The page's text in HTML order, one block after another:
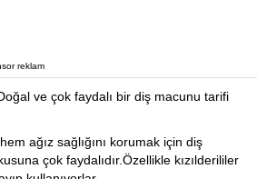
reklam
ve çok faydalı bir diş macunu tarifi
ağız sağlığını korumak için diş
çok faydalıdır.Özellikle kızılderililer